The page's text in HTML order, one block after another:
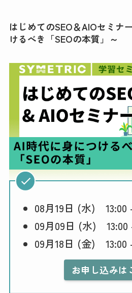
はじめてのSEO＆AIOセミナ
けるべき「SEOの本質」～
08月19日 (水) 13:00
09月09日 (水) 13:00
09月18日 (金) 13:00
お申し込みは